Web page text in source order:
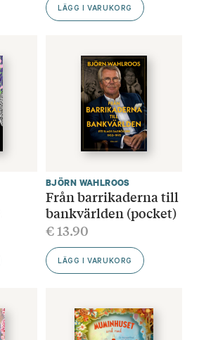
LÄGG I VARUKORG
BJÖRN WAHLROOS
Från barrikaderna till
bankvärlden (pocket)
€13.90
LÄGG I VARUKORG